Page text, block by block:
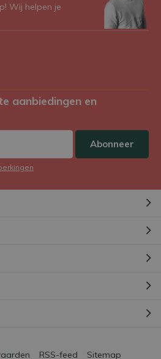
Wij helpen je
aanbiedingen en
Abonneer
RSS-feed Sitemap